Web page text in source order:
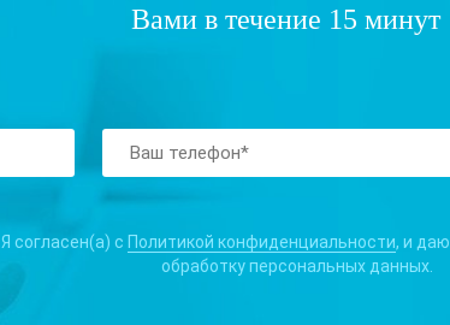
Вами в течение 15 минут
Я согласен(а) с Политикой конфиденциальности, и
обработку персональных данных.